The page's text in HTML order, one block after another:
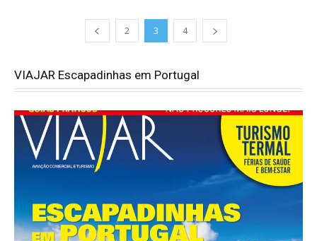
2 3 4
VIAJAR Escapadinhas em Portugal